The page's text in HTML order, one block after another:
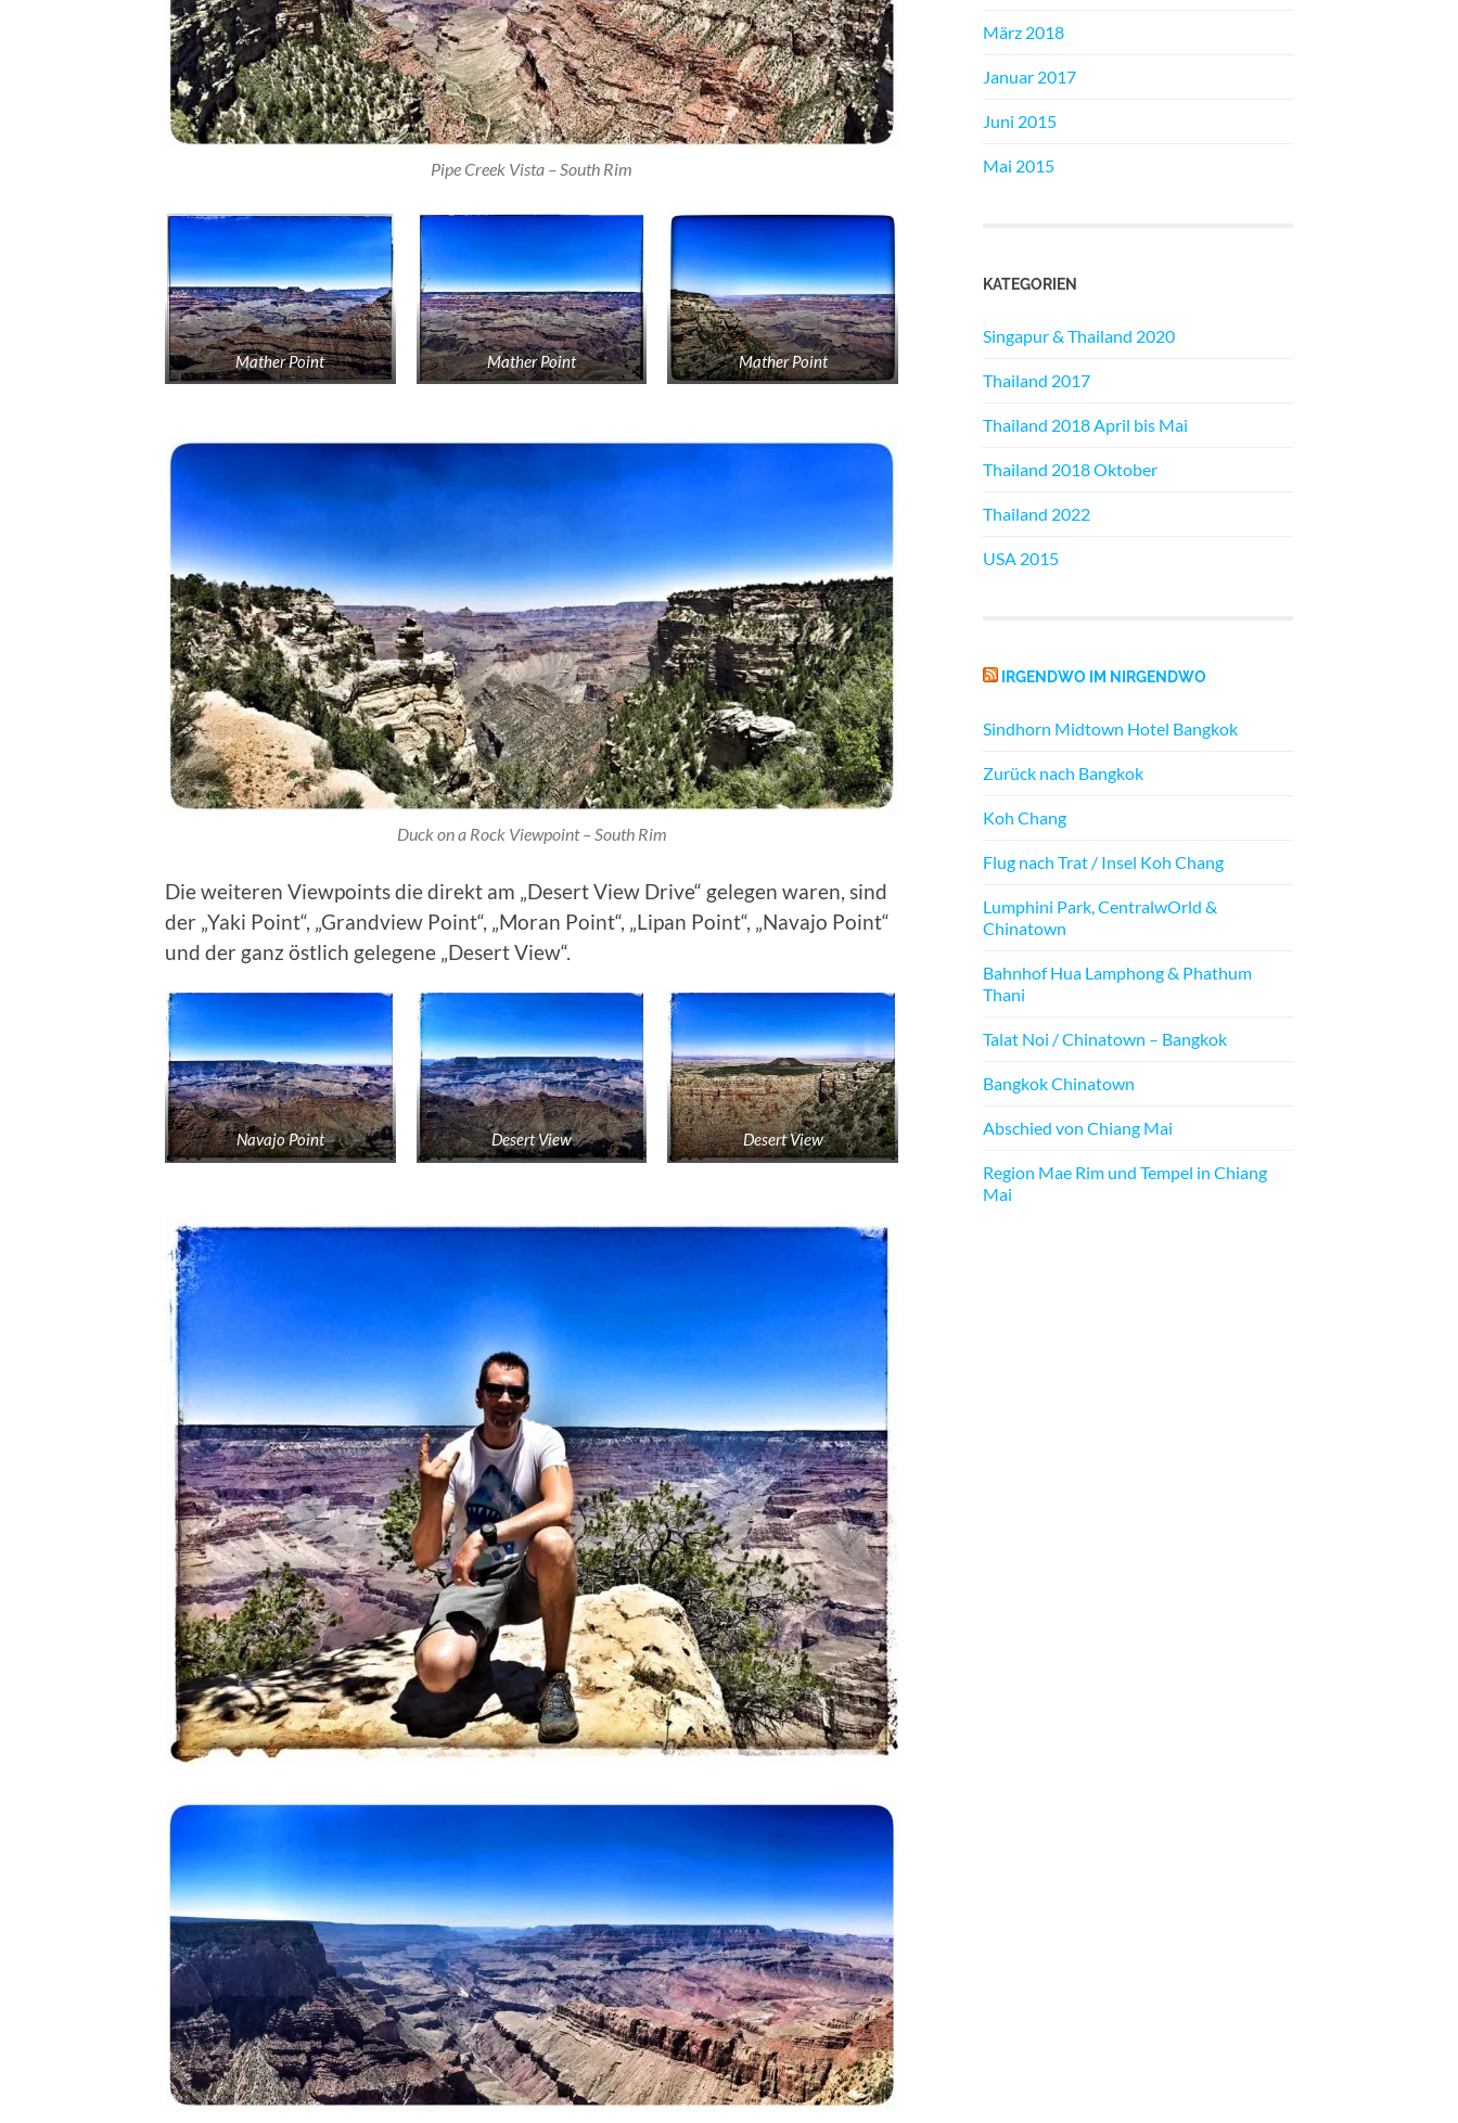
Pipe Creek Vista – South Rim
Mather Point Mather Point Mather Point
Duck on a Rock Viewpoint – South Rim
Die weiteren Viewpoints die direkt am „Desert View Drive“ gelegen waren, sind
der „Yaki Point“, „Grandview Point“, „Moran Point“, „Lipan Point“, „Navajo Point“
und der ganz östlich gelegene „Desert View“.
Navajo Point Desert View Desert View
März 2018
Januar 2017
Juni 2015
Mai 2015
KATEGORIEN
Singapur & Thailand 2020
Thailand 2017
Thailand 2018 April bis Mai
Thailand 2018 Oktober
Thailand 2022
USA 2015
IRGENDWO IM NIRGENDWO
Sindhorn Midtown Hotel Bangkok
Zurück nach Bangkok
Koh Chang
Flug nach Trat / Insel Koh Chang
Lumphini Park, CentralwOrld &
Chinatown
Bahnhof Hua Lamphong & Phathum
Thani
Talat Noi / Chinatown – Bangkok
Bangkok Chinatown
Abschied von Chiang Mai
Region Mae Rim und Tempel in Chiang
Mai